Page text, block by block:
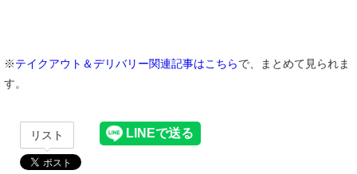
※テイクアウト＆デリバリー関連記事はこちらで、まとめて見られま
す。
リスト